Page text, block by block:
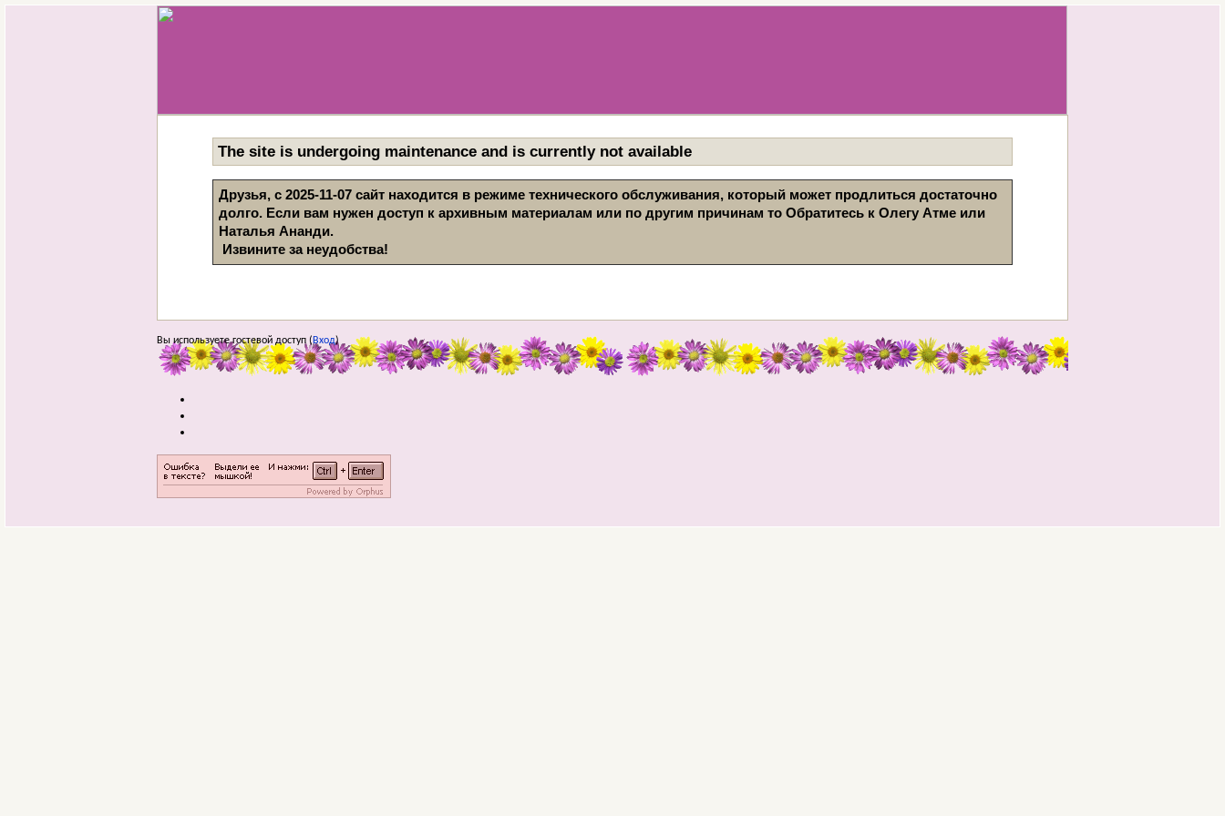
The site is undergoing maintenance and is currently not available
Друзья, с 2025-11-07 сайт находится в режиме технического обслуживания, который может продлиться достаточно
долго. Если вам нужен доступ к архивным материалам или по другим причинам то Обратитесь к Олегу Атме или
Наталья Ананди.
Извините за неудобства!
Вы используете гостевой доступ ( Вход)